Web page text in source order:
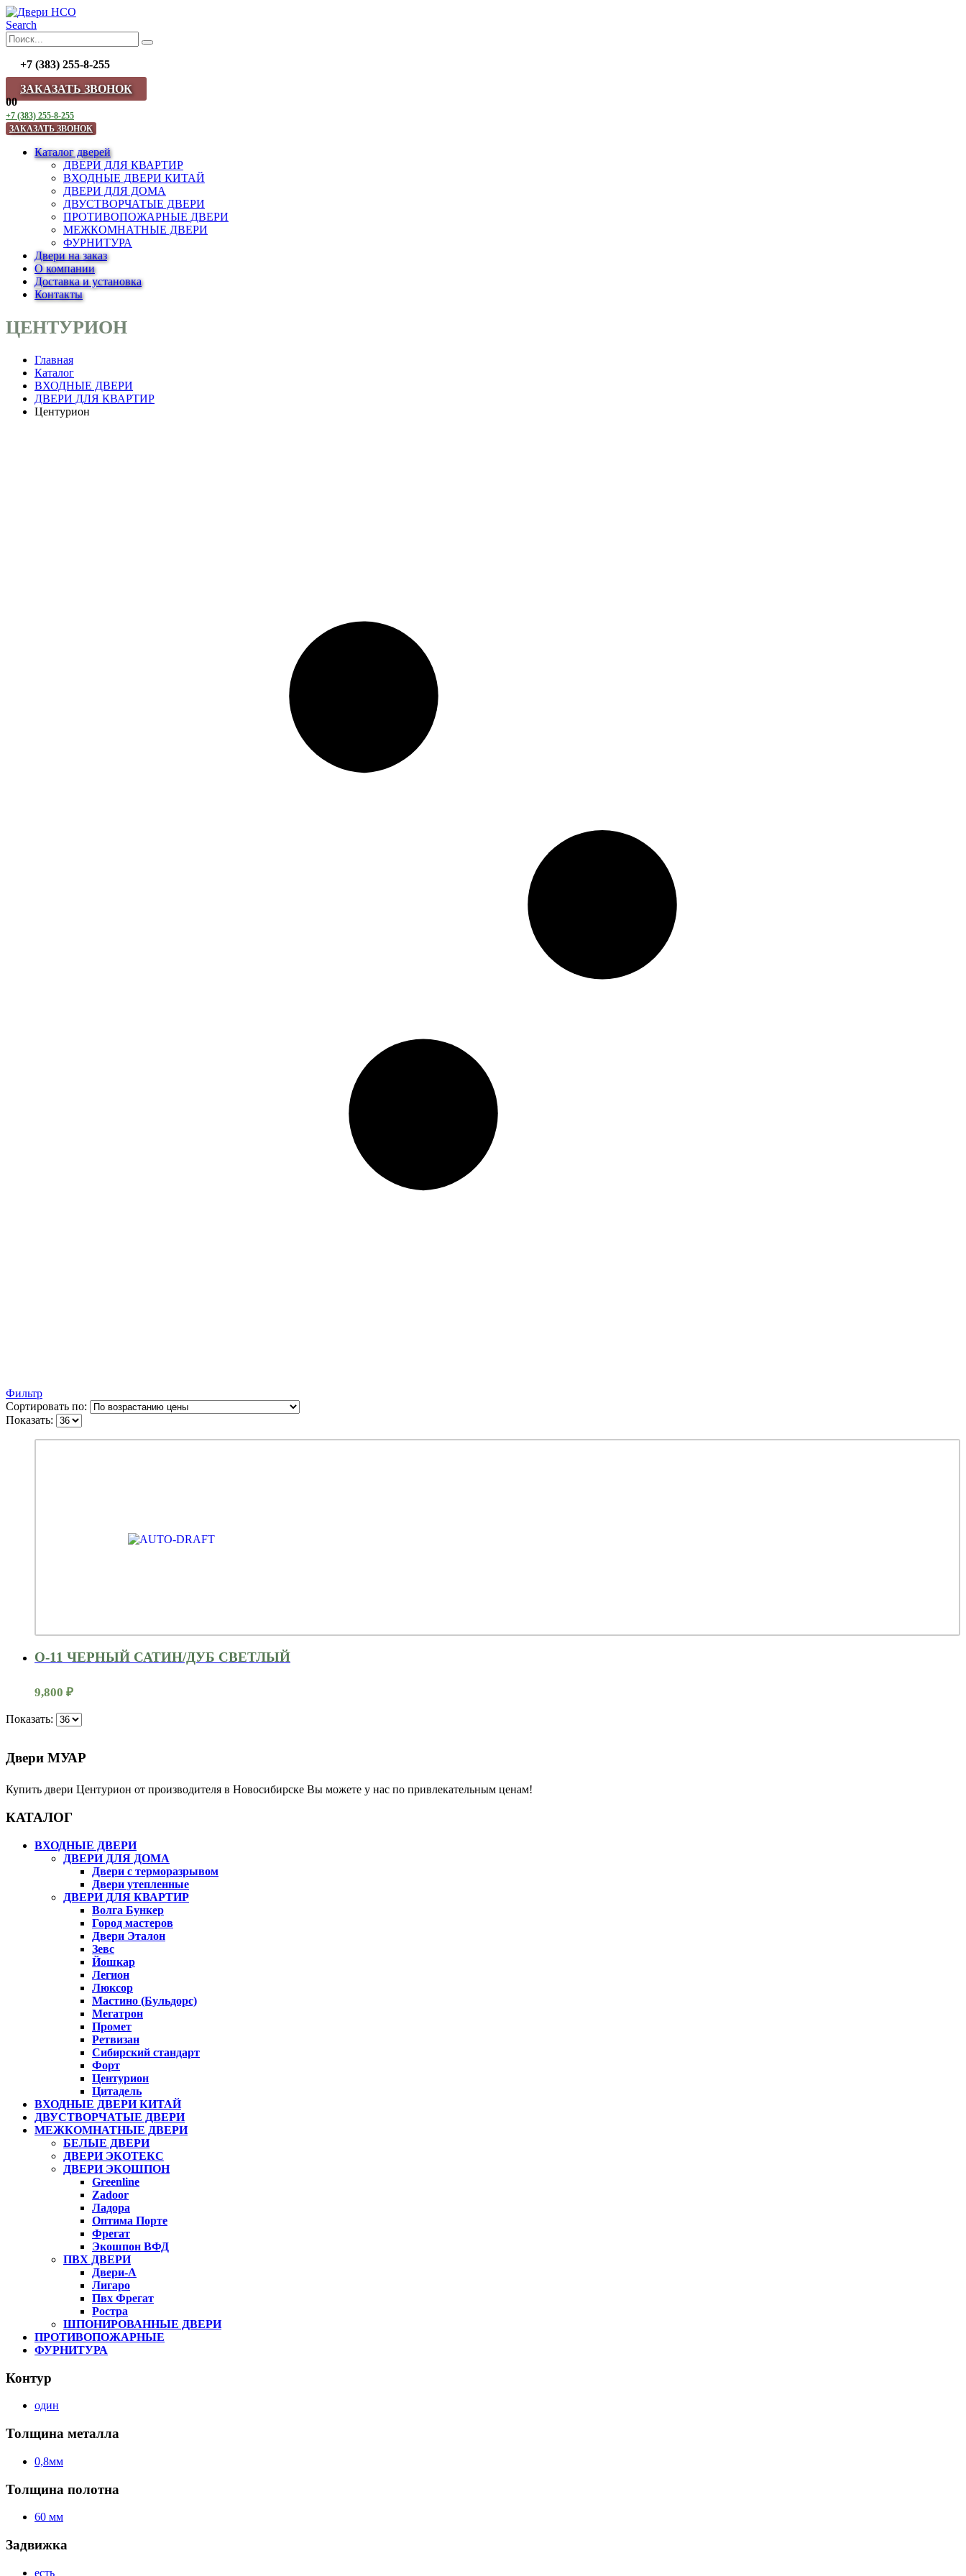
Search
+7 (383) 255-8-255
ЗАКАЗАТЬ ЗВОНОК
00
+7 (383) 255-8-255
ЗАКАЗАТЬ ЗВОНОК
Каталог дверей
ДВЕРИ ДЛЯ КВАРТИР
ВХОДНЫЕ ДВЕРИ КИТАЙ
ДВЕРИ ДЛЯ ДОМА
ДВУСТВОРЧАТЫЕ ДВЕРИ
ПРОТИВОПОЖАРНЫЕ ДВЕРИ
МЕЖКОМНАТНЫЕ ДВЕРИ
ФУРНИТУРА
Двери на заказ
О компании
Доставка и установка
Контакты
ЦЕНТУРИОН
Главная
Каталог
ВХОДНЫЕ ДВЕРИ
ДВЕРИ ДЛЯ КВАРТИР
Центурион
Фильтр
Сортировать по:
Показать:
O-11 ЧЕРНЫЙ САТИН/ДУБ СВЕТЛЫЙ
9,800 ₽
Показать:
Двери МУАР
Купить двери Центурион от производителя в Новосибирске Вы можете у нас по привлекательным ценам!
КАТАЛОГ
ВХОДНЫЕ ДВЕРИ
ДВЕРИ ДЛЯ ДОМА
Двери с терморазрывом
Двери утепленные
ДВЕРИ ДЛЯ КВАРТИР
Волга Бункер
Город мастеров
Двери Эталон
Зевс
Йошкар
Легион
Люксор
Мастино (Бульдорс)
Мегатрон
Промет
Ретвизан
Сибирский стандарт
Форт
Центурион
Цитадель
ВХОДНЫЕ ДВЕРИ КИТАЙ
ДВУСТВОРЧАТЫЕ ДВЕРИ
МЕЖКОМНАТНЫЕ ДВЕРИ
БЕЛЫЕ ДВЕРИ
ДВЕРИ ЭКОТЕКС
ДВЕРИ ЭКОШПОН
Greenline
Zadoor
Ладора
Оптима Порте
Фрегат
Экошпон ВФД
ПВХ ДВЕРИ
Двери-А
Лигаро
Пвх Фрегат
Ростра
ШПОНИРОВАННЫЕ ДВЕРИ
ПРОТИВОПОЖАРНЫЕ
ФУРНИТУРА
Контур
один
Толщина металла
0,8мм
Толщина полотна
60 мм
Задвижка
есть